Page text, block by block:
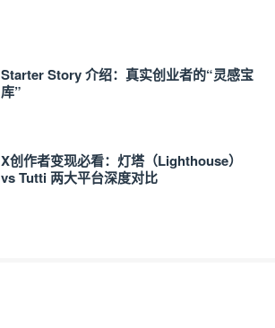
Starter Story 介绍：真实创业者的“灵感宝
库”
X创作者变现必看：灯塔（Lighthouse）
vs Tutti 两大平台深度对比